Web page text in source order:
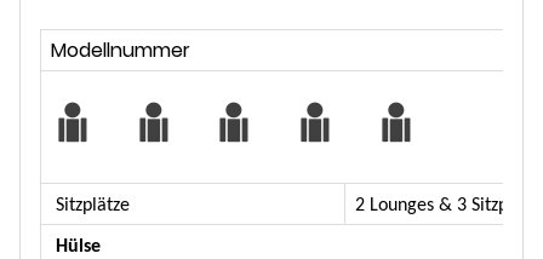
Modellnummer
Sitzplätze 2 Lounges & 3
Hülse